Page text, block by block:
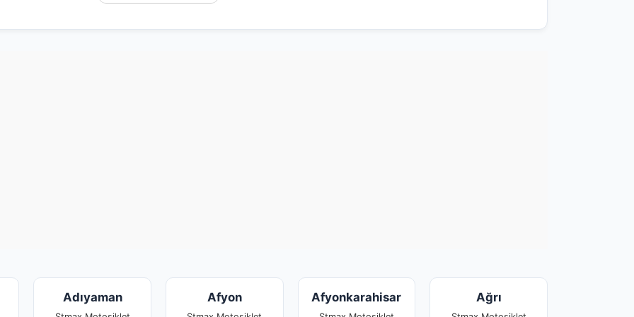
Adıyaman Afyon Afyonkarahisar Ağrı